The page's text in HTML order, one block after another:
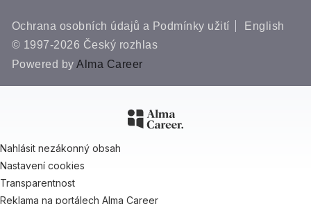
Ochrana osobních údajů a Podmínky užití
English
© 1997-2026 Český rozhlas
Powered byAlma Career
Nahlásit nezákonný obsah
Nastavení cookies
Transparentnost
Reklama na portálech Alma Career